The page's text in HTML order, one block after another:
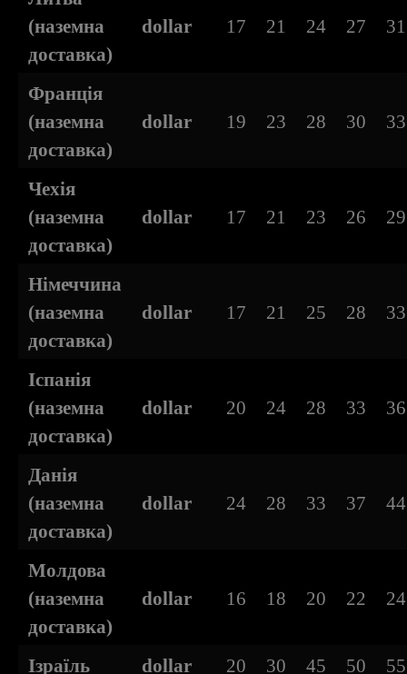
(наземна
доставка)
dollar 17 21 24 27 31
Франція
(наземна
доставка)
dollar 19 23 28 30 33
Чехія
(наземна
доставка)
dollar 17 21 23 26 29
Німеччина
(наземна
доставка)
dollar 17 21 25 28 33
Іспанія
(наземна
доставка)
dollar 20 24 28 33 36
Данія
(наземна
доставка)
dollar 24 28 33 37 44
Молдова
(наземна
доставка)
dollar 16 18 20 22 24
Ізраїль dollar 20 30 45 50
55